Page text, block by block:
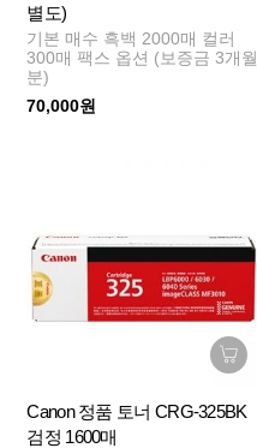
별도)
기본 매수 흑백 2000매 컬러
300매 팩스 옵션 (보증금 3개월
분)
70,000원
Canon 정품 토너 CRG-325BK
검정 1600매